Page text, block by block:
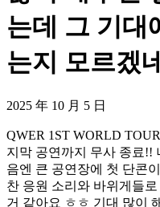
는데 그 기대
는지 모르겠
2025 年 10 月 5 日
QWER 1ST WORLD
지막 공연까지 무사 종료!!
음엔 큰 공연장에 첫 단콘
찬 응원 소리와 바위게들
거 같아요 ㅎㅎ 기대 많이